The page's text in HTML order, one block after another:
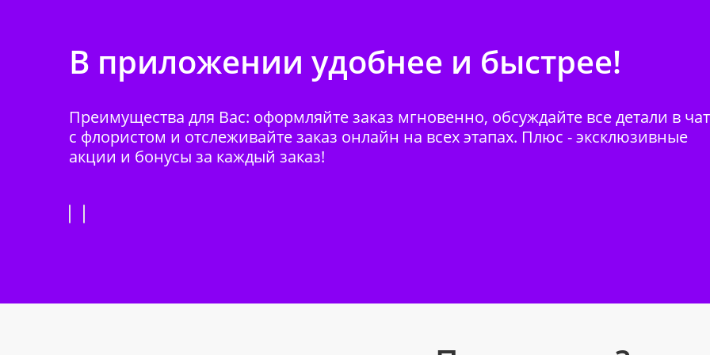
В приложении удобнее и быстрее!
Преимущества для Вас: оформляйте заказ мгновенно, обсуждайте все детали в
с флористом и отслеживайте заказ онлайн на всех этапах. Плюс - эксклюзивные
акции и бонусы за каждый заказ!